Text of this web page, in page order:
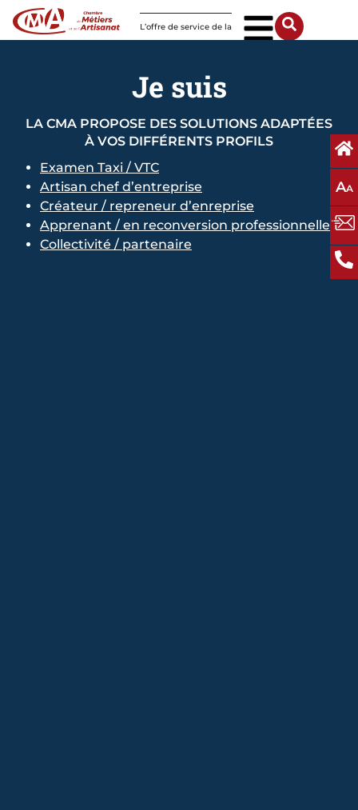
L’offre de service de la
AA
Je suis
LA CMA PROPOSE DES SOLUTIONS ADAPTÉES
À VOS DIFFÉRENTS PROFILS
Examen Taxi / VTC
Artisan chef d’entreprise
Créateur / repreneur d’enreprise
Apprenant / en reconversion professionnelle
Collectivité / partenaire
Panneau de gestion des cookies